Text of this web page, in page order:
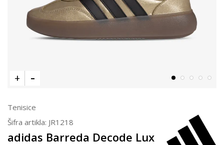
Tenisice
Šifra artikla: JR1218
adidas Barreda Decode Lux